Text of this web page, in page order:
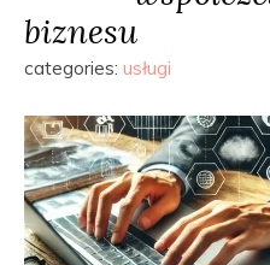
biznesu
categories: usługi